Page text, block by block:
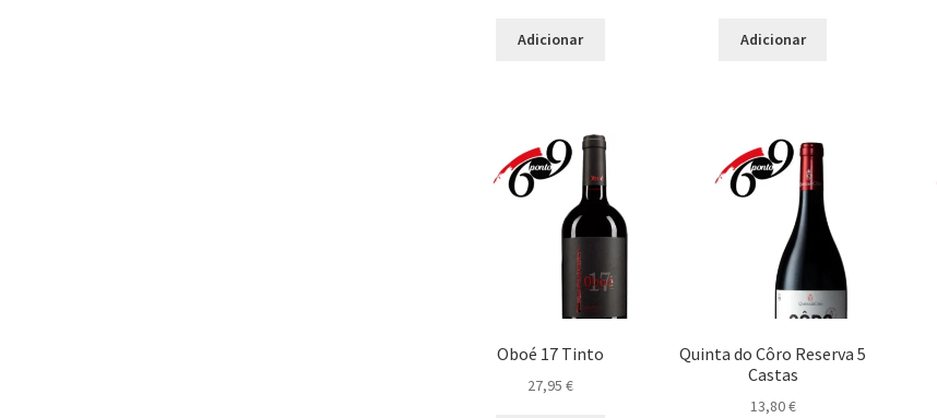
Adicionar Adicionar
Oboé 17 Tinto
27,95€
Quinta do Côro Reserva 5
Castas
13,80€